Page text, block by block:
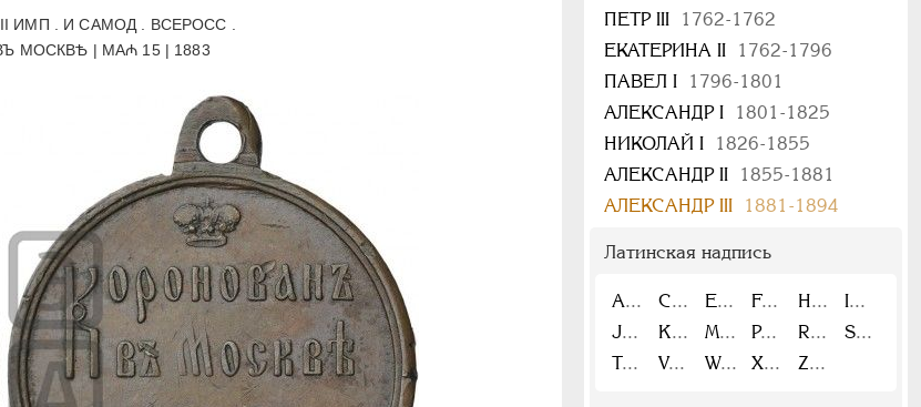
ИМП . И САМОД . ВСЕРОСС .
МОСКВѢ | МА₼ 15 | 1883
ПЕТР III
1762-1762
ЕКАТЕРИНА II
1762-1796
ПАВЕЛ I
1796-1801
АЛЕКСАНДР I
1801-1825
НИКОЛАЙ I
1826-1855
АЛЕКСАНДР II
1855-1881
АЛЕКСАНДР III
1881-1894
Латинская надпись
A C E F H
I
J
K M P R
S
T
V W X Z